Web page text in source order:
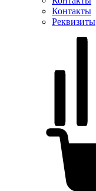
Контакты
Реквизиты